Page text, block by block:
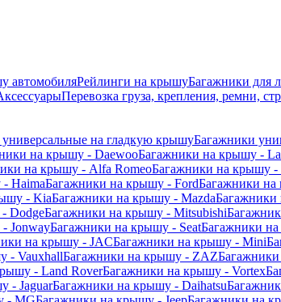
автомобиляРейлинги на крышуБагажники для
Перевозка груза, крепления, ремни,
на гладкую крышуБагажники
на крышу - DaewooБагажники на крышу -
на крышу - Alfa RomeoБагажники на крышу
HaimaБагажники на крышу - FordБагажники на
- KiaБагажники на крышу - MazdaБагажники
DodgeБагажники на крышу - Mitsubishi
JonwayБагажники на крышу - SeatБагажники
на крышу - JACБагажники на крышу - Mini
- VauxhallБагажники на крышу - ZAZ
- Land RoverБагажники на крышу - Vortex
- JaguarБагажники на крышу - Daihatsu